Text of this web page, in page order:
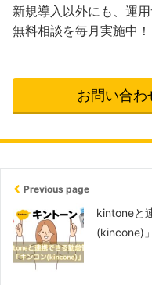
新規導入以外にも、運
無料相談を毎月実施中！
お問い合わ
Previous page
kintoneと
(kincone)」